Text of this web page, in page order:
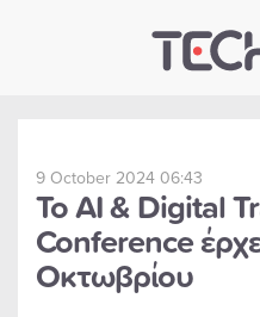
Skip to main content
9 October 2024 06:43
Το AI & Digital
Conference
Οκτωβρίου